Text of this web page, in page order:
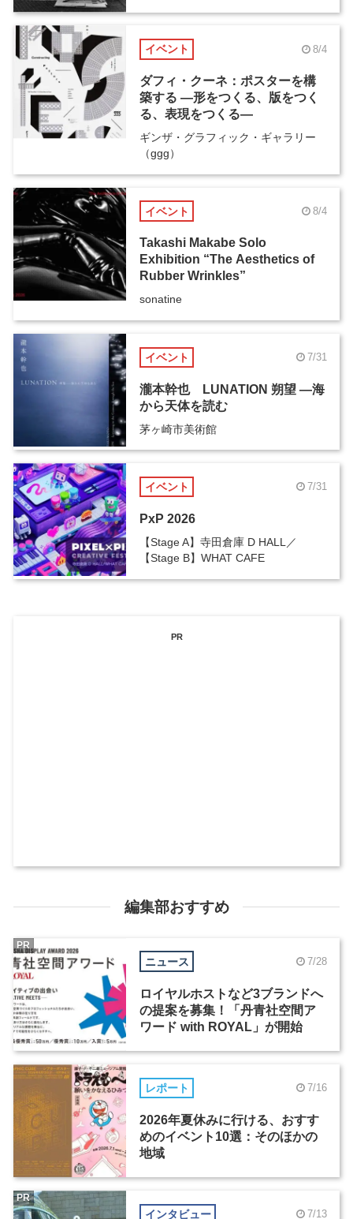
イベント 8/4
ダフィ・クーネ：ポスターを構
築する ―形をつくる、版をつく
る、表現をつくる―
ギンザ・グラフィック・ギャラリー
（ggg）
イベント 8/4
Takashi Makabe Solo
Exhibition “The Aesthetics of
Rubber Wrinkles”
sonatine
イベント 7/31
瀧本幹也 LUNATION 朔望 ―海
から天体を読む
茅ヶ崎市美術館
イベント 7/31
PxP 2026
【Stage A】寺田倉庫 D HALL／
【Stage B】WHAT CAFE
PR
編集部おすすめ
ニュース 7/28
ロイヤルホストなど3ブランドへ
の提案を募集！「丹青社空間ア
ワード with ROYAL」が開始
PR
レポート 7/16
2026年夏休みに行ける、おすす
めのイベント10選：そのほかの
地域
インタビュー 7/13
PR